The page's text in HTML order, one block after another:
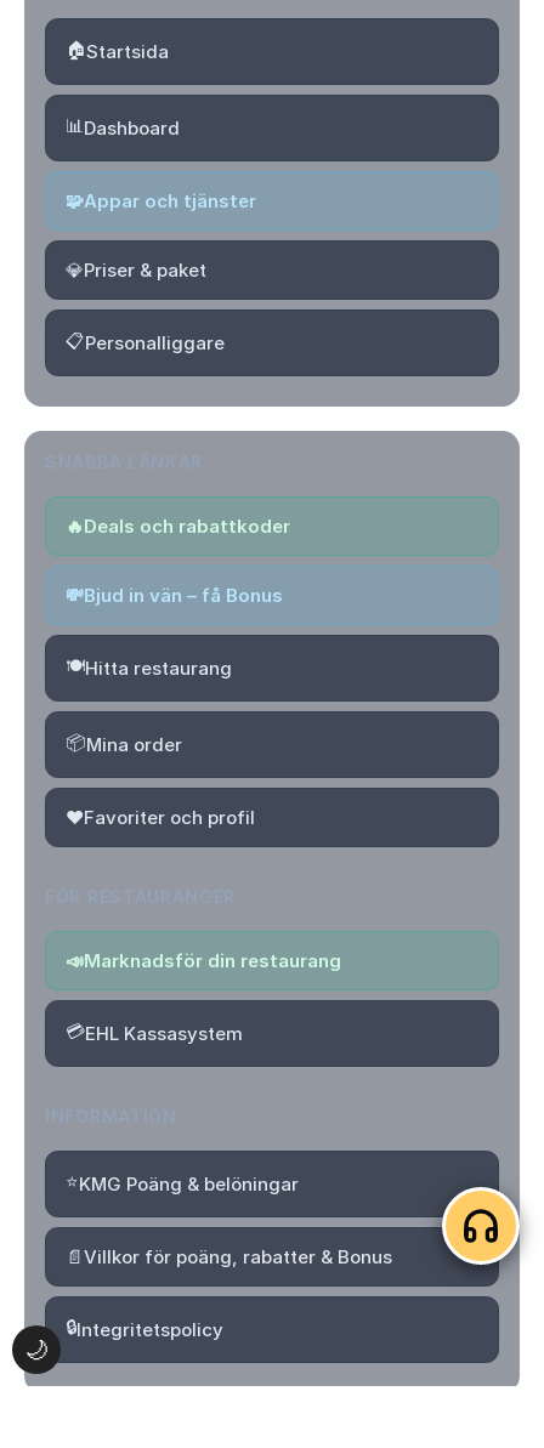
🌙
🏠Startsida
📊Dashboard
🧩Appar och tjänster
💎Priser & paket
📋Personalliggare
🔥Deals och rabattkoder
💸Bjud in vän – få Bonus
🍽️Hitta restaurang
📦Mina order
❤️Favoriter och profil
📣Marknadsför din restaurang
💳EHL Kassasystem
⭐KMG Poäng & belöningar
📄Villkor för poäng, rabatter & Bonus
🔒Integritetspolicy